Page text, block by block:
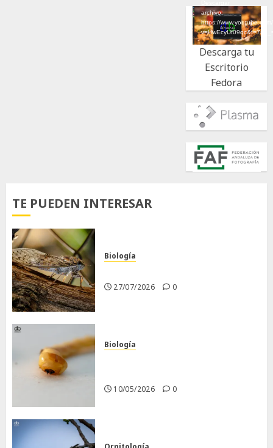
archivo:
https://
Descarga tu
Escritorio
Fedora
TE PUEDEN INTERESAR
Biología
27/07/2026 0
Biología
10/05/2026 0